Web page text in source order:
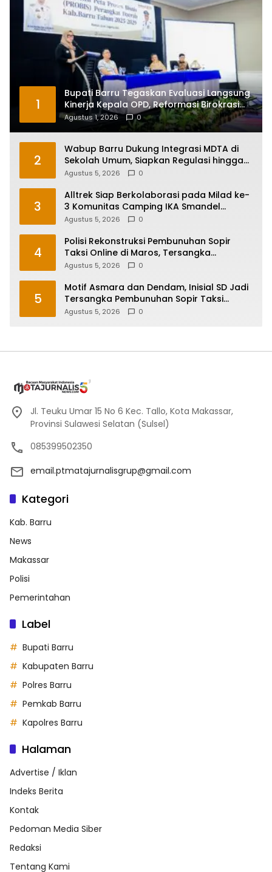
1
Bupati Barru Tegaskan Evaluasi Langsung
Kinerja Kepala OPD, Reformasi Birokrasi
Jadi Prioritas
Agustus 1, 2026 0
2
Wabup Barru Dukung Integrasi MDTA di
Sekolah Umum, Siapkan Regulasi hingga
Tim Khusus
Agustus 5, 2026 0
3
Alltrek Siap Berkolaborasi pada Milad ke-
3 Komunitas Camping IKA Smandel
Makassar di Malino
Agustus 5, 2026 0
4
Polisi Rekonstruksi Pembunuhan Sopir
Taksi Online di Maros, Tersangka
Peragakan 24 Adegan
Agustus 5, 2026 0
5
Motif Asmara dan Dendam, Inisial SD Jadi
Tersangka Pembunuhan Sopir Taksi
Online di Maros
Agustus 5, 2026 0
Jl. Teuku Umar 15 No 6 Kec. Tallo, Kota Makassar,
Provinsi Sulawesi Selatan (Sulsel)
085399502350
email.ptmatajurnalisgrup@gmail.com
Kategori
Kab. Barru
News
Makassar
Polisi
Pemerintahan
Label
Bupati Barru
Kabupaten Barru
Polres Barru
Pemkab Barru
Kapolres Barru
Halaman
Advertise / Iklan
Indeks Berita
Kontak
Pedoman Media Siber
Redaksi
Tentang Kami